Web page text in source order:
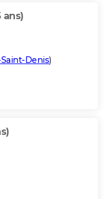
ans)
Denis)